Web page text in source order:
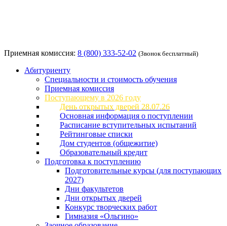
Приемная комиссия: 8 (800) 333-52-02 (Звонок бесплатный)
Абитуриенту
Специальности и стоимость обучения
Приемная комиссия
Поступающему в 2026 году
День открытых дверей 28.07.26
Основная информация о поступлении
Расписание вступительных испытаний
Рейтинговые списки
Дом студентов (общежитие)
Образовательный кредит
Подготовка к поступлению
Подготовительные курсы (для поступающих
2027)
Дни факультетов
Дни открытых дверей
Конкурс творческих работ
Гимназия «Ольгино»